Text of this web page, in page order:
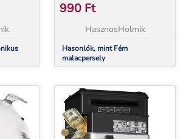
990 Ft
HasznosHolmik
Hasonlók, mint Fém
malacpersely